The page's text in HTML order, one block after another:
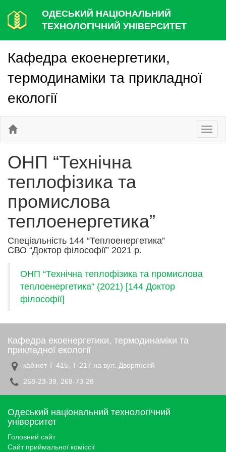
ОДЕСЬКИЙ НАЦІОНАЛЬНИЙ
ТЕХНОЛОГІЧНИЙ УНІВЕРСИТЕТ
Кафедра екоенергетики,
термодинаміки та прикладної
екології
ОНП “Технічна
теплофізика та
промислова
теплоенергетика”
Спеціальність 144 “Теплоенергетика”
СВО “Доктор філософії” 2021 р.
ОНП “Технічна теплофізика та промислова
теплоенергетика” (2021) [144 Доктор
філософії]
Кафедра екоенергетики, термодинаміки та
прикладної екології
кабінет Т-415, Т-217 на вул. Дворянскій
268-23-39, 268-73-28
Одеський національний технологічний
університет
Головний сайт
Сайт приймальної коміссії